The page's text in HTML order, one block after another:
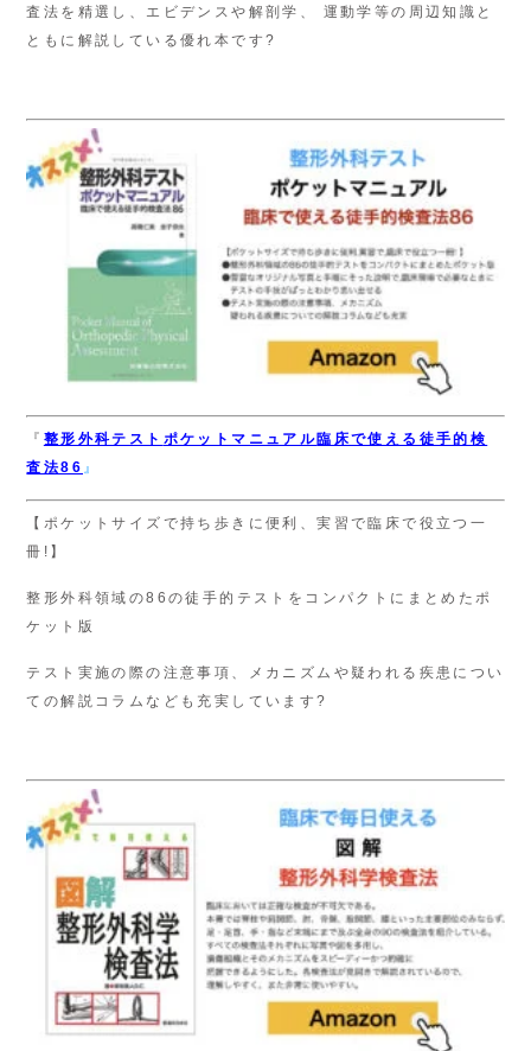
査法を精選し、エビデンスや解剖学、 運動学等の周辺知識と
ともに解説している優れ本です?
『 整形外科テスト ポケットマニュアル臨床で使える徒手的検
査法86 』
【ポケットサイズで持ち歩きに便利、実習で臨床で役立つ一
冊!】
整形外科領域の86の徒手的テストをコンパクトにまとめたポ
ケット版
テスト実施の際の注意事項、メカニズムや疑われる疾患につい
ての解説コラムなども充実しています?